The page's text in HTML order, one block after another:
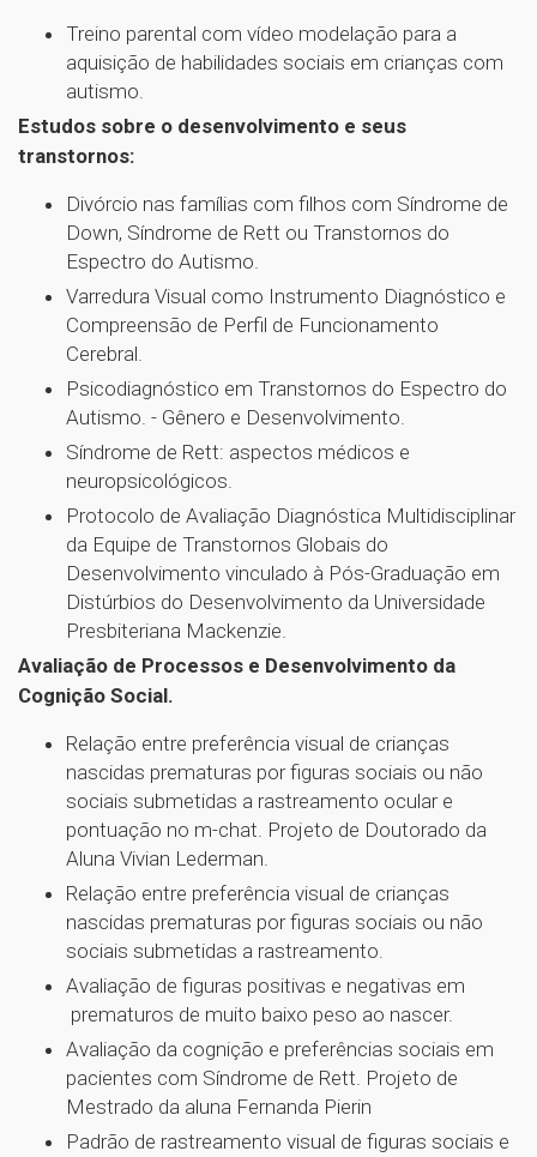
Treino parental com vídeo modelação para a
aquisição de habilidades sociais em crianças com
autismo.
Estudos sobre o desenvolvimento e seus
transtornos:
Divórcio nas famílias com filhos com Síndrome de
Down, Síndrome de Rett ou Transtornos do
Espectro do Autismo.
Varredura Visual como Instrumento Diagnóstico e
Compreensão de Perfil de Funcionamento
Cerebral.
Psicodiagnóstico em Transtornos do Espectro do
Autismo. - Gênero e Desenvolvimento.
Síndrome de Rett: aspectos médicos e
neuropsicológicos.
Protocolo de Avaliação Diagnóstica Multidisciplinar
da Equipe de Transtornos Globais do
Desenvolvimento vinculado à Pós-Graduação em
Distúrbios do Desenvolvimento da Universidade
Presbiteriana Mackenzie.
Avaliação de Processos e Desenvolvimento da
Cognição Social.
Relação entre preferência visual de crianças
nascidas prematuras por figuras sociais ou não
sociais submetidas a rastreamento ocular e
pontuação no m-chat. Projeto de Doutorado da
Aluna Vivian Lederman.
Relação entre preferência visual de crianças
nascidas prematuras por figuras sociais ou não
sociais submetidas a rastreamento.
Avaliação de figuras positivas e negativas em
prematuros de muito baixo peso ao nascer.
Avaliação da cognição e preferências sociais em
pacientes com Síndrome de Rett. Projeto de
Mestrado da aluna Fernanda Pierin
Padrão de rastreamento visual de figuras sociais e